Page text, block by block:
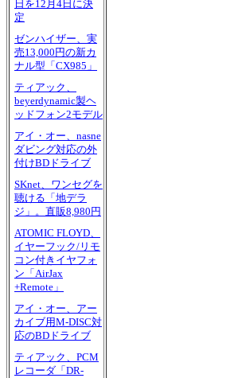
日を12月4日に決
定
ゼンハイザー、実
売13,000円の新カ
ナル型「CX985」
ティアック、
beyerdynamic製ヘ
ッドフォン2モデル
アイ・オー、nasne
ダビング対応の外
付けBDドライブ
SKnet、ワンセグを
聴ける「地デラ
ジ」。直販8,980円
ATOMIC FLOYD、
イヤーフック/リモ
コン付きイヤフォ
ン「AirJax
+Remote」
アイ・オー、アー
カイブ用M-DISC対
応のBDドライブ
ティアック、PCM
レコーダ「DR-